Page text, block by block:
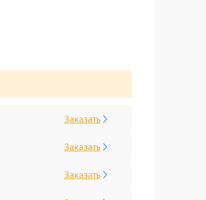
Заказать
Заказать
Заказать